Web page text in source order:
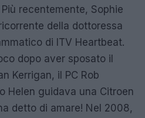
recentemente, Sophie
della dottoressa
di ITV Heartbeat.
dopo aver sposato il
Kerrigan, il PC Rob
Helen guidava una Citroen
detto di amare! Nel 2008,